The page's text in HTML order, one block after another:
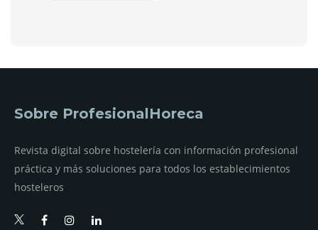
Sobre ProfesionalHoreca
Revista digital sobre hostelería con información profesional
práctica y más soluciones para todos los establecimientos
hosteleros